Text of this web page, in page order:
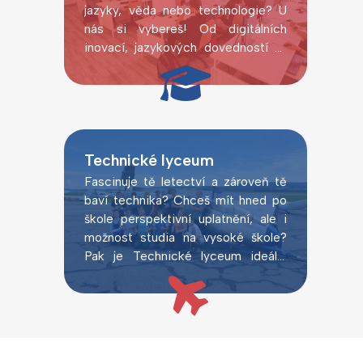
jazyky, věda nebo technologie? U
nás si vybereš! Od digitálních
inovací, jazykových dovedností až
po laboratorní pokusy.
Technické lyceum
Fascinuje tě letectví a zároveň tě
baví technika? Chceš mít hned po
škole perspektivní uplatnění, ale i
možnost studia na vysoké škole?
Pak je Technické lyceum ideální